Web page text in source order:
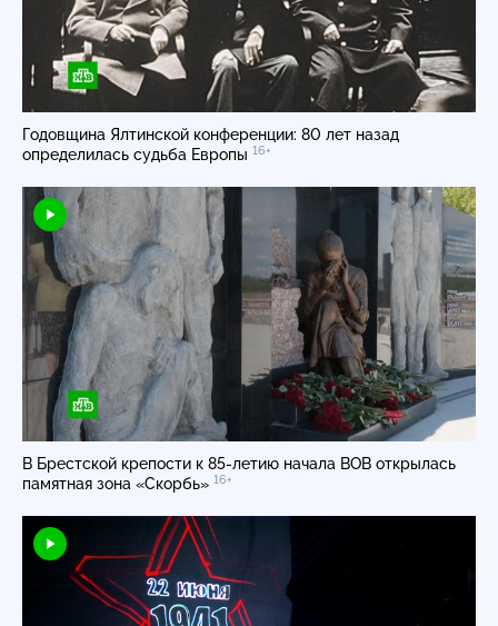
Годовщина Ялтинской конференции: 80 лет назад
определилась судьба Европы 16+
В Брестской крепости к 85-летию начала ВОВ открылась
памятная зона «Скорбь» 16+